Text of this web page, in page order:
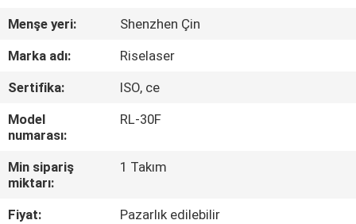
SG
GÖSTERISI
HAKKIMIZDA
FABRIKA
TURU
Menşe yeri:
Shenzhen Çin
Marka adı:
Riselaser
Sertifika:
ISO, ce
Model
numarası:
RL-30F
Min sipariş
miktarı:
1 Takım
Fiyat:
Pazarlık edilebilir